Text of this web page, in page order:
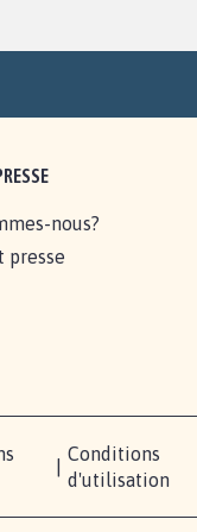
nous?
presse
Conditions
d'utilisation